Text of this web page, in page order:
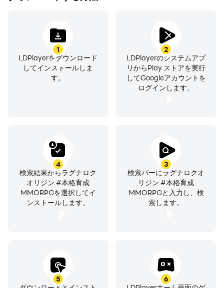
1
LDPlayerをダウンロード
してインストールしま
す。
2
LDPlayerのシステムアプ
リからPlay ストアを実行
してGoogleアカウントを
ログインします。
3
検索バーにラグナロクオ
リジン #本格育成
MMORPGと入力し、検
索します。
4
検索結果からラグナロク
オリジン #本格育成
MMORPGを選択してイ
ンストールします。
5
6